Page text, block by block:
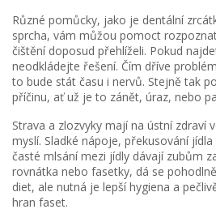
Různé pomůcky, jako je dentální
sprcha, vám můžou pomoct
čištění doposud přehlíželi. Pokud
neodkládejte řešení. Čím dříve
to bude stát času i nervů. Stejně tak
příčinu, ať už je to zánět, úraz, nebo
Strava a zlozvyky mají na ústní zdraví
myslí. Sladké nápoje, překusování
časté mlsání mezi jídly dávají zubům
rovnátka nebo fasetky, dá se
diet, ale nutná je lepší hygiena a
hran faset.